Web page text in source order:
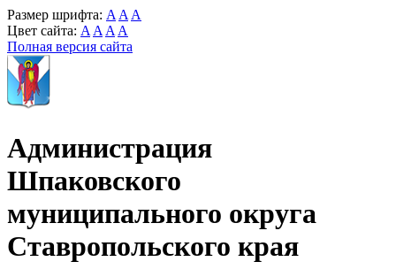
Размер шрифта: A A A
Цвет сайта: A A A A
Полная версия сайта
Администрация
Шпаковского
муниципального округа
Ставропольского края